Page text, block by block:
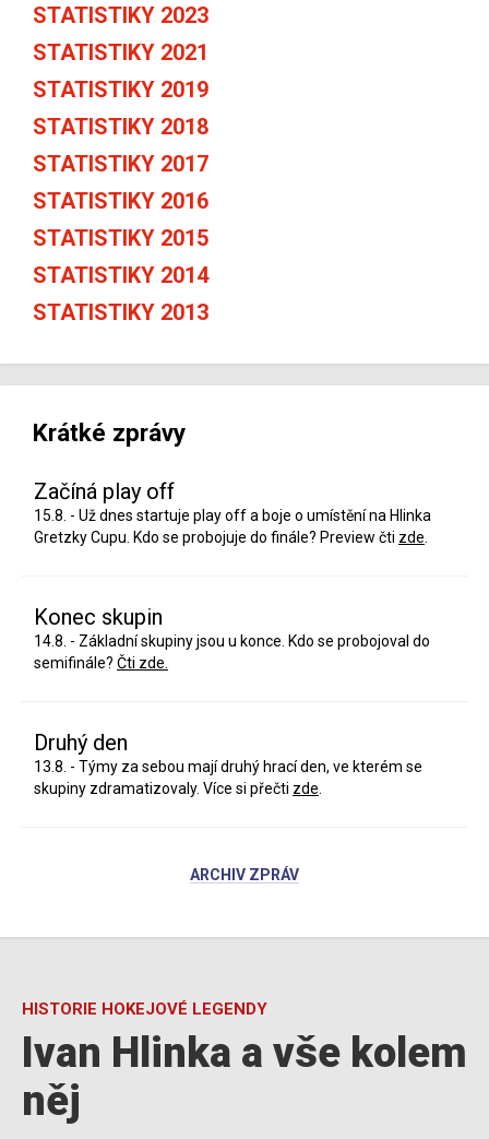
STATISTIKY 2023
STATISTIKY 2021
STATISTIKY 2019
STATISTIKY 2018
STATISTIKY 2017
STATISTIKY 2016
STATISTIKY 2015
STATISTIKY 2014
STATISTIKY 2013
Krátké zprávy
Začíná play off
15.8. - Už dnes startuje play off a boje o umístění na Hlinka
Gretzky Cupu. Kdo se probojuje do finále? Preview čti zde
Konec skupin
14.8. - Základní skupiny jsou u konce. Kdo se probojoval do
semifinále? Čti zde.
Druhý den
13.8. - Týmy za sebou mají druhý hrací den, ve kterém se
skupiny zdramatizovaly. Více si přečti zde
ARCHIV ZPRÁV
HISTORIE HOKEJOVÉ LEGENDY
Ivan Hlinka a vše kolem
něj